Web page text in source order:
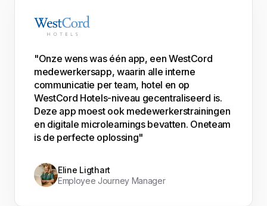
"Onze wens was één app, een WestCord
medewerkersapp, waarin alle interne
communicatie per team, hotel en op
WestCord Hotels-niveau gecentraliseerd is.
Deze app moest ook medewerkerstrainingen
en digitale microlearnings bevatten. Oneteam
is de perfecte oplossing"
Eline Ligthart
Employee Journey Manager